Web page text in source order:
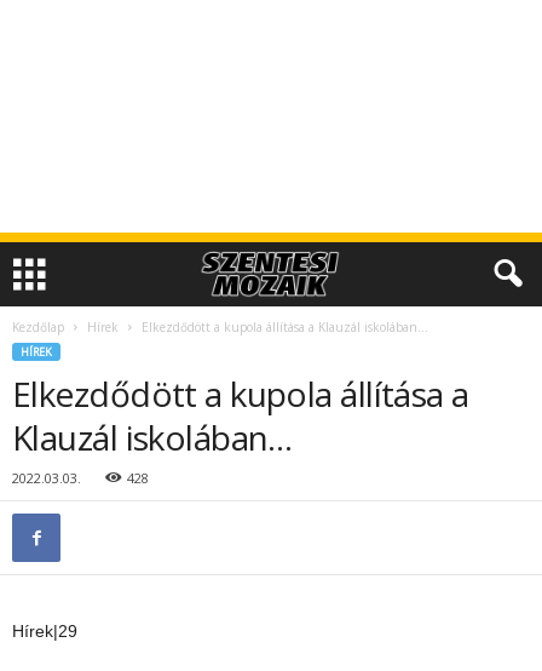
Kezdőlap Hírek Elkezdődött a kupola állítása a Klauzál iskolában…
HÍREK
Elkezdődött a kupola állítása a
Klauzál iskolában…
2022.03.03. 428
Hírek|29